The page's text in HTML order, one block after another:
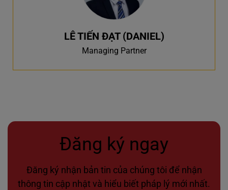
LÊ TIẾN ĐẠT (DANIEL)
Managing Partner
Đăng ký ngay
Đăng ký nhận bản tin của chúng tôi để nhận
thông tin cập nhật và hiểu biết pháp lý mới nhất.